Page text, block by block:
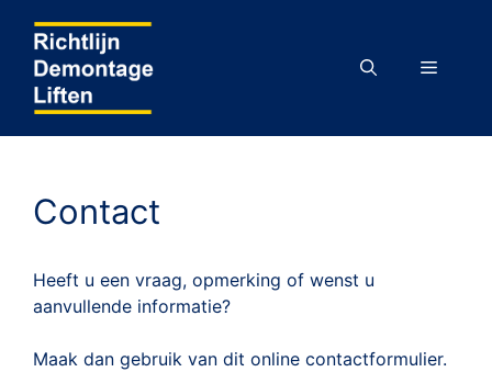
naar
inhoud
MENU
Contact
Heeft u een vraag, opmerking of wenst u
aanvullende informatie?
Maak dan gebruik van dit online contactformulier.